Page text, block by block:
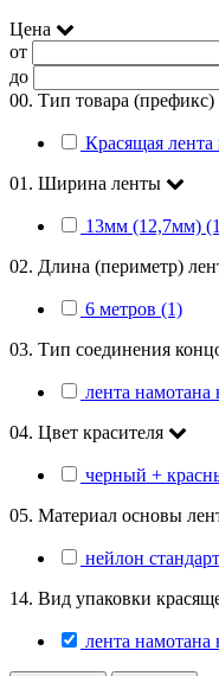
Цена
от
до
00. Тип товара (префикс)
Красящая
01. Ширина ленты
13мм (12,7мм)
02. Длина (периметр)
6 метров (1)
03. Тип соединения
лента
04. Цвет красителя
черный +
05. Материал основы
нейлон
14. Вид упаковки
лента намотана